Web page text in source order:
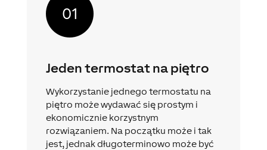
Jeden termostat na piętro
Wykorzystanie jednego termostatu na
piętro może wydawać się prostym i
ekonomicznie korzystnym
rozwiązaniem. Na początku może i tak
jest, jednak długoterminowo może być